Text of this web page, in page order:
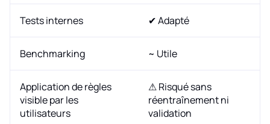
Tests internes ✔ Adapté
Benchmarking ~ Utile
Application de règles
visible par les
utilisateurs
⚠ Risqué sans
réentraînement ni
validation